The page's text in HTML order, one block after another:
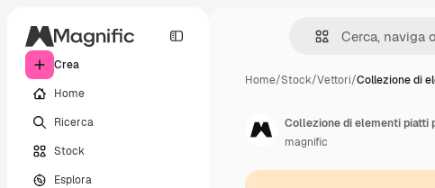
Crea
Home
Ricerca
Stock
Esplora
Home/Stock/Vettori/Collezione di
Collezione di elementi
magnific